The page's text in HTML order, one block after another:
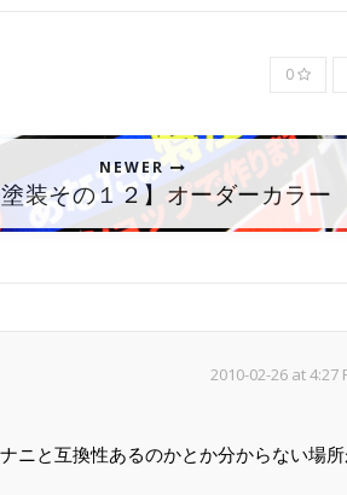
0
NEWER
塗装その１２】オーダーカラー
2010-02-26 at 4:27
ニと互換性あるのかとか分からない場